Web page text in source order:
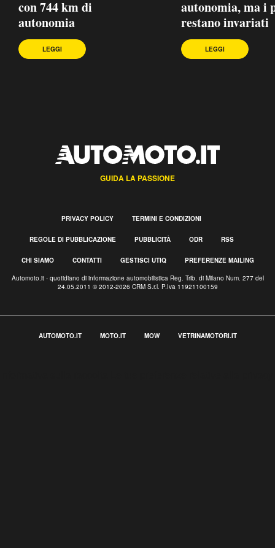
con 744 km di
autonomia
LEGGI
autonomia, ma i
restano invariati
LEGGI
GUIDA LA PASSIONE
PRIVACY POLICY TERMINI E CONDIZIONI
REGOLE DI PUBBLICAZIONE PUBBLICITÀ ODR RSS
CHI SIAMO CONTATTI GESTISCI UTIQ PREFERENZE MAILING
Automoto.it - quotidiano di informazione automobilistica Reg. Trib. di Milano Num. 277 del
24.05.2011 © 2012-2026 CRM S.r.l. P.Iva 11921100159
AUTOMOTO.IT MOTO.IT MOW VETRINAMOTORI.IT